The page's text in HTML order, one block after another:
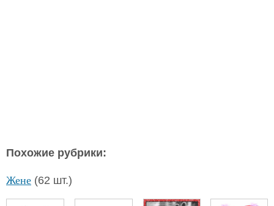
Похожие рубрики:
Жене (62 шт.)